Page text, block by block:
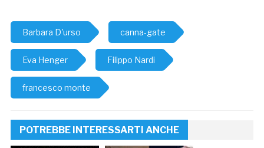
Barbara D'urso canna-gate
Eva Henger Filippo Nardi
francesco monte
POTREBBE INTERESSARTI ANCHE